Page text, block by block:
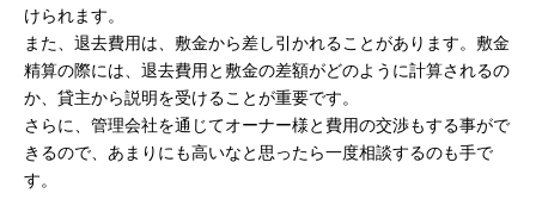
けられます。
また、退去費用は、敷金から差し引かれることがあります。敷金
精算の際には、退去費用と敷金の差額がどのように計算されるの
か、貸主から説明を受けることが重要です。
さらに、管理会社を通じてオーナー様と費用の交渉もする事がで
きるので、あまりにも高いなと思ったら一度相談するのも手で
す。